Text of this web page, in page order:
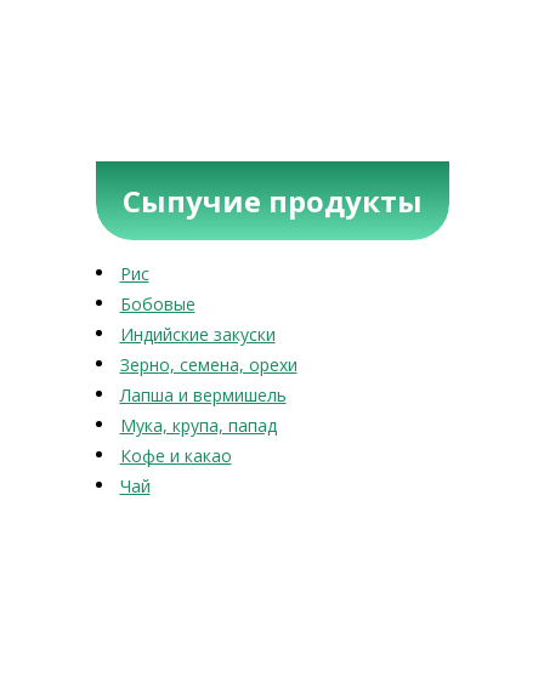
Сыпучие продукты
Рис
Бобовые
Индийские закуски
Зерно, семена, орехи
Лапша и вермишель
Мука, крупа, папад
Кофе и какао
Чай